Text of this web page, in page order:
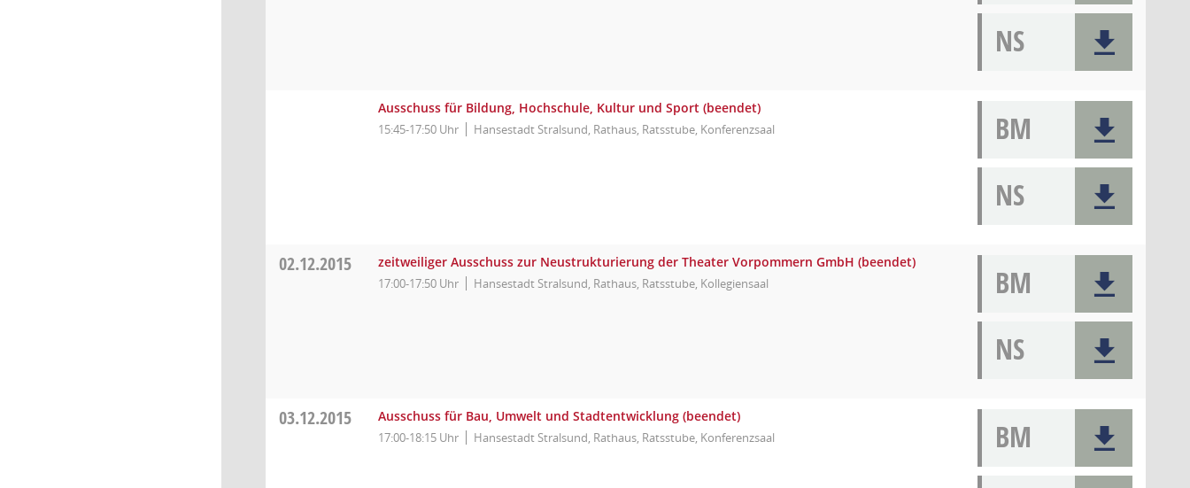
NS
Ausschuss für Bildung, Hochschule, Kultur und Sport (beendet)
15:45-17:50 Uhr Hansestadt Stralsund, Rathaus, Ratsstube, Konferenzsaal
BM
NS
02.12.2015 zeitweiliger Ausschuss zur Neustrukturierung der Theater Vorpommern GmbH (beendet)
17:00-17:50 Uhr Hansestadt Stralsund, Rathaus, Ratsstube, Kollegiensaal
BM
NS
03.12.2015 Ausschuss für Bau, Umwelt und Stadtentwicklung (beendet)
17:00-18:15 Uhr Hansestadt Stralsund, Rathaus, Ratsstube, Konferenzsaal
BM